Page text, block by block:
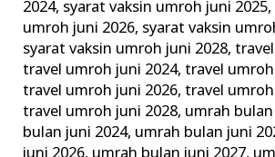
2024, syarat vaksin umroh juni 2025,
umroh juni 2026, syarat vaksin
syarat vaksin umroh juni 2028,
travel umroh juni 2024,travel
travel umroh juni 2026,travel
travel umroh juni 2028, umrah
bulan juni 2024, umrah bulan juni